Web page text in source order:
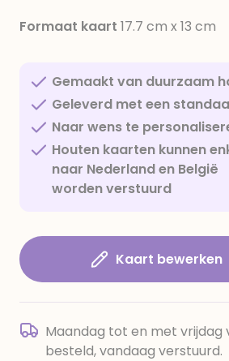
Formaat kaart 17.7 cm x 13 cm
Gemaakt van duurzaam
Geleverd met een
Naar wens te
Houten kaarten kunnen
naar Nederland en België
worden verstuurd
Kaart bewerken
Maandag tot en met vrijdag
besteld, vandaag verstuurd.